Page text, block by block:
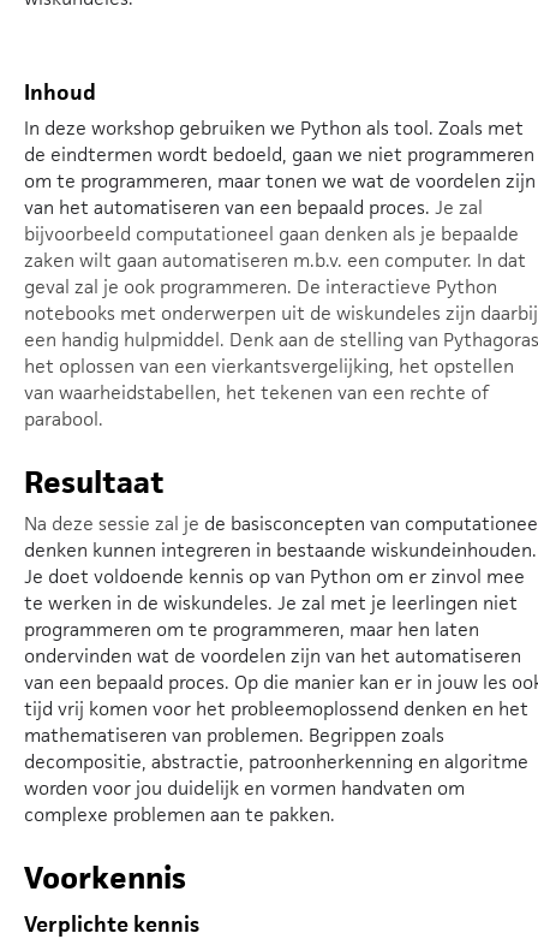
Inhoud
In deze workshop gebruiken we Python als tool. Zoals met
de eindtermen wordt bedoeld, gaan we niet programmeren
om te programmeren, maar tonen we wat de voordelen zijn
van het automatiseren van een bepaald proces. Je zal
bijvoorbeeld computationeel gaan denken als je bepaalde
zaken wilt gaan automatiseren m.b.v. een computer. In dat
geval zal je ook programmeren. De interactieve Python
notebooks met onderwerpen uit de wiskundeles zijn daarbij
een handig hulpmiddel. Denk aan de stelling van
het oplossen van een vierkantsvergelijking, het opstellen
van waarheidstabellen, het tekenen van een rechte of
parabool.
Resultaat
Na deze sessie zal je de basisconcepten van
denken kunnen integreren in bestaande wiskundeinhouden.
Je doet voldoende kennis op van Python om er zinvol mee
te werken in de wiskundeles. Je zal met je leerlingen niet
programmeren om te programmeren, maar hen laten
ondervinden wat de voordelen zijn van het automatiseren
van een bepaald proces. Op die manier kan er in jouw les
tijd vrij komen voor het probleemoplossend denken en het
mathematiseren van problemen. Begrippen zoals
decompositie, abstractie, patroonherkenning en algoritme
worden voor jou duidelijk en vormen handvaten om
complexe problemen aan te pakken.
Voorkennis
Verplichte kennis